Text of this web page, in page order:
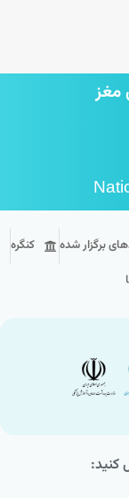
مغز
برگزار شده
کنگره
کنید: